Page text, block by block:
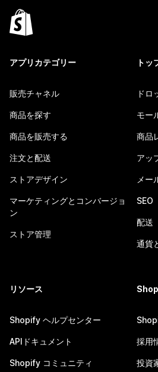
アプリカテゴリー
販売チャネル
商品を探す
商品を販売する
注文と配送
ストアデザイン
マーケティングとコンバージョ
ン
ストア管理
トッ
ドロ
モー
商品
アッ
メー
SEO
配送
通貨
リソース
Shopify ヘルプセンター
APIドキュメント
Shopify コミュニティ
採用
投資